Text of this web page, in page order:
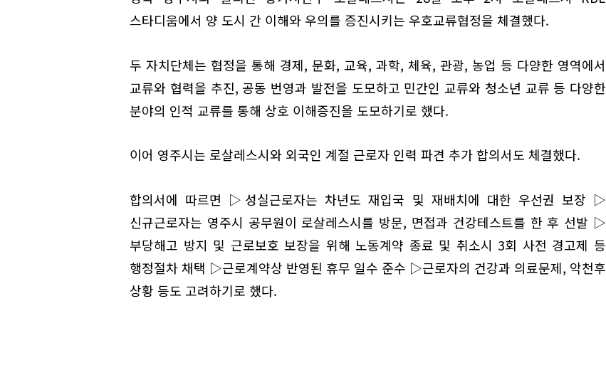
스타디움에서 양 도시 간 이해와 우의를 증진시키는 우호교류협정을 체결했다.
두 자치단체는 협정을 통해 경제, 문화, 교육, 과학, 체육, 관광, 농업 등 다양한 영역에서
교류와 협력을 추진, 공동 번영과 발전을 도모하고 민간인 교류와 청소년 교류 등 다양한
분야의 인적 교류를 통해 상호 이해증진을 도모하기로 했다.
이어 영주시는 로살레스시와 외국인 계절 근로자 인력 파견 추가 합의서도 체결했다.
합의서에 따르면 ▷성실근로자는 차년도 재입국 및 재배치에 대한 우선권 보장 ▷
신규근로자는 영주시 공무원이 로살레스시를 방문, 면접과 건강테스트를 한 후 선발 ▷
부당해고 방지 및 근로보호 보장을 위해 노동계약 종료 및 취소시 3회 사전 경고제 등
행정절차 채택 ▷근로계약상 반영된 휴무 일수 준수 ▷근로자의 건강과 의료문제, 악천후
상황 등도 고려하기로 했다.